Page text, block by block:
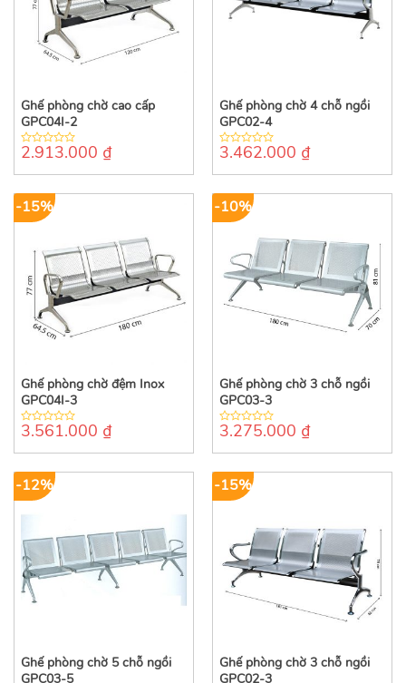
Ghế phòng chờ cao cấp
GPC04I-2
0
of
2.913.000 ₫
Ghế phòng chờ 4 chỗ ngồi
GPC02-4
0
of
3.462.000 ₫
-15%
Ghế phòng chờ đệm Inox
GPC04I-3
0
of
3.561.000 ₫
-10%
Ghế phòng chờ 3 chỗ ngồi
GPC03-3
0
of
3.275.000 ₫
-12%
Ghế phòng chờ 5 chỗ ngồi
GPC03-5
-15%
Ghế phòng chờ 3 chỗ ngồi
GPC02-3